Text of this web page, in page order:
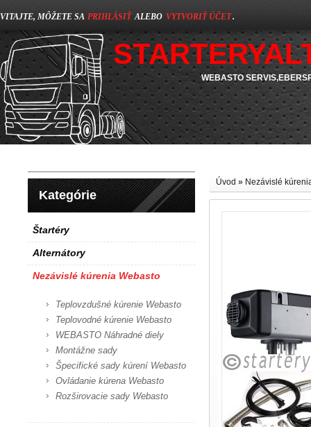
VITAJTE, MÔŽETE SA PRIHLÁSIŤ ALEBO VYTVORIŤ ÚČET.
WEBASTO
Kategórie
Štartéry
Alternátory
Nezávislé kúrenia Webasto
Teplovzdušné kúrenie Webasto
Teplovodné kúrenie Webasto
WEBASTO Náhradné diely
Montážne sady
Špecifické sady kúrení Webasto
Ovládanie kúrena Webasto
Rozširovacie sady Webasto
Úvod » Nezávislé